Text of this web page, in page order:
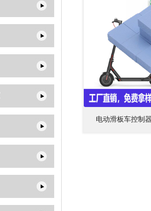
电动滑板车控制